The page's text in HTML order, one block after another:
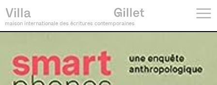
maison internationale des écritures contemporaines